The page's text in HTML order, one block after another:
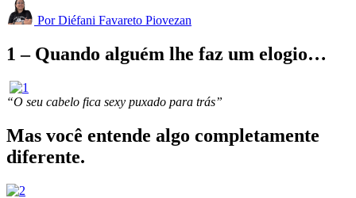
Por Diéfani Favareto Piovezan
1 – Quando alguém lhe faz um elogio…
“O seu cabelo fica sexy puxado para trás”
Mas você entende algo completamente
diferente.